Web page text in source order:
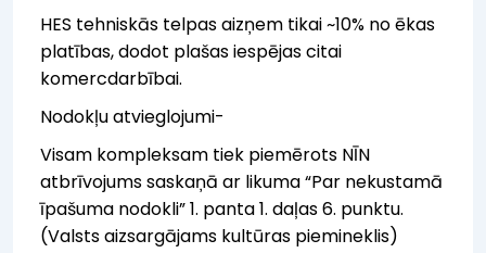
HES tehniskās telpas aizņem tikai ~10% no ēkas
platības, dodot plašas iespējas citai
komercdarbībai.
Nodokļu atvieglojumi-
Visam kompleksam tiek piemērots NĪN
atbrīvojums saskaņā ar likuma “Par nekustamā
īpašuma nodokli” 1. panta 1. daļas 6. punktu.
(Valsts aizsargājams kultūras piemineklis)